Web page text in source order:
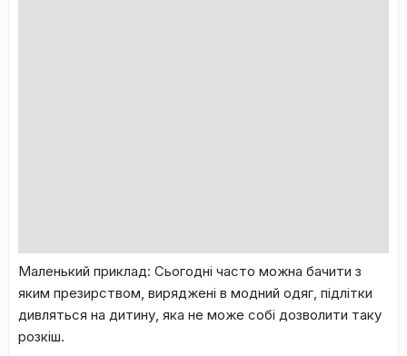
Маленький приклад: Сьогодні часто можна бачити з
яким презирством, виряджені в модний одяг, підлітки
дивляться на дитину, яка не може собі дозволити таку
розкіш.